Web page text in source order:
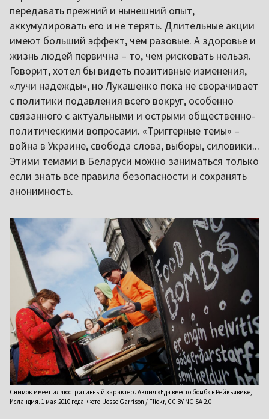
передавать прежний и нынешний опыт,
аккумулировать его и не терять. Длительные акции
имеют больший эффект, чем разовые. А здоровье и
жизнь людей первична – то, чем рисковать нельзя.
Говорит, хотел бы видеть позитивные изменения,
«лучи надежды», но Лукашенко пока не сворачивает
с политики подавления всего вокруг, особенно
связанного с актуальными и острыми общественно-
политическими вопросами. «Триггерные темы» –
война в Украине, свобода слова, выборы, силовики...
Этими темами в Беларуси можно заниматься только
если знать все правила безопасности и сохранять
анонимность.
Снимок имеет иллюстративный характер. Акция «Еда вместо бомб» в Рейкьявике,
Исландия. 1 мая 2010 года. Фото: Jesse Garrison / Flickr, CC BY-NC-SA 2.0